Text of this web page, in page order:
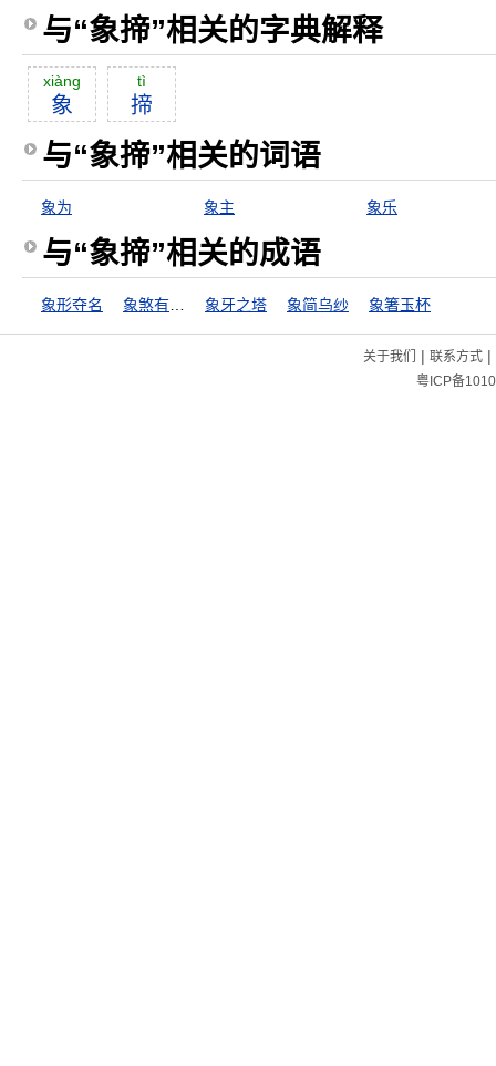
与“象揥”相关的字典解释
xiàng
象
tì
揥
与“象揥”相关的词语
象为 象主 象乐
与“象揥”相关的成语
象形夺名 象牙之塔 象简乌纱 象箸玉杯
关于我们 | 联系方式|
粤ICP备